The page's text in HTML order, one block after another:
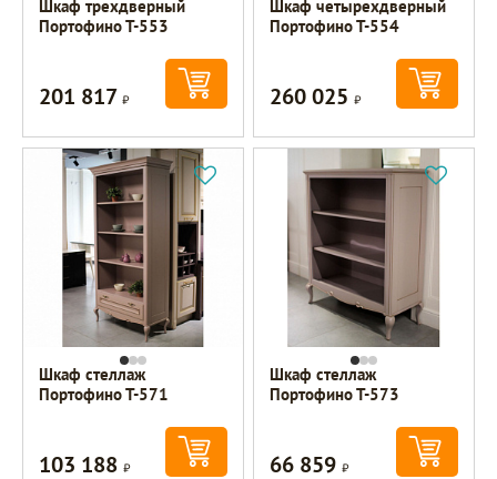
Шкаф трехдверный
Портофино Т-553
201 817Р
Шкаф четырехдверный
Портофино Т-554
260 025Р
Шкаф стеллаж
Портофино Т-571
103 188Р
Шкаф стеллаж
Портофино Т-573
66 859Р